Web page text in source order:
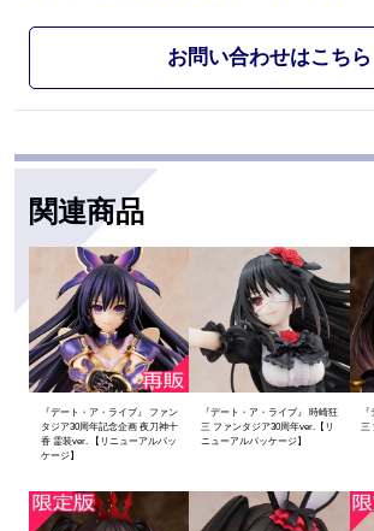
お問い合わせはこちら
関連商品
『デート・ア・ライブ』 ファン
タジア30周年記念企画 夜刀神十
香 霊装ver. 【リニューアルパッ
ケージ】
『デート・ア・ライブ』 時崎狂
三 ファンタジア30周年ver.【リ
ニューアルパッケージ】
三